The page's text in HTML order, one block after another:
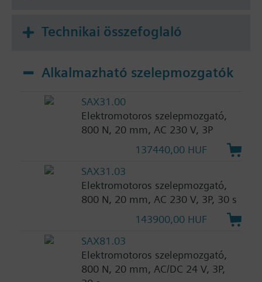
Technikai összefoglaló
Alkalmazható szelepmozgatók
SAX31.00
Elektromotoros szelepmozgató,
800 N, 20 mm, AC 230 V, 3P
137440,00 HUF
SAX31.03
Elektromotoros szelepmozgató,
800 N, 20 mm, AC 230 V, 3P, 30 s
143900,00 HUF
SAX81.03
Elektromotoros szelepmozgató,
800 N, 20 mm, AC/DC 24 V, 3P,